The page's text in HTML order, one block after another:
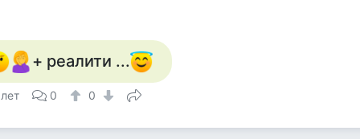
+ реалити ...
0 0